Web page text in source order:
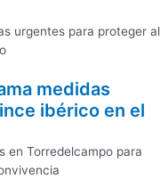
medidas
ibérico en el